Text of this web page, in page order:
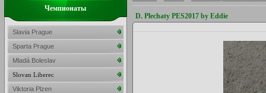
D. Plechaty PES2017 by Eddie
Чемпионаты
Slavia Prague
Sparta Prague
Mladá Boleslav
Slovan Liberec
Viktoria Plzen